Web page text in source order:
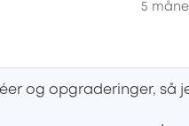
5
og opgraderinger, så